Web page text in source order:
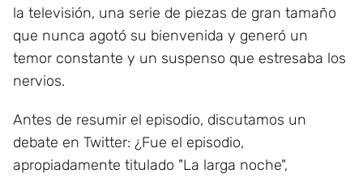
la televisión, una serie de piezas de gran tamaño
que nunca agotó su bienvenida y generó un
temor constante y un suspenso que estresaba los
nervios.
Antes de resumir el episodio, discutamos un
debate en Twitter: ¿Fue el episodio,
apropiadamente titulado "La larga noche",